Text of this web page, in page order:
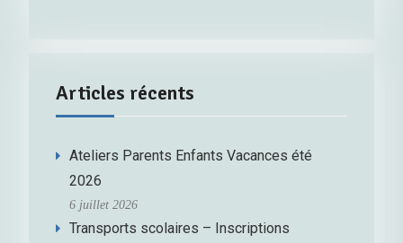
Articles récents
Ateliers Parents Enfants Vacances été
2026
6 juillet 2026
Transports scolaires – Inscriptions